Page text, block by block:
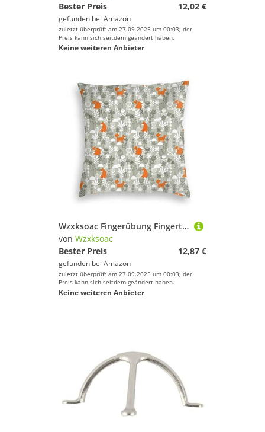
Bester Preis
12,02 €
gefunden bei Amazon
zuletzt überprüft am 27.09.2025 um 00:03; der
Preis kann sich seitdem geändert haben.
Keine weiteren Anbieter
Wzxksoac Fingerübung Fingertrainer Tragbarer Fingerstärker Multifunktionaler Handgelenkstärker Greifer
von Wzxksoac
Bester Preis
12,87 €
gefunden bei Amazon
zuletzt überprüft am 27.09.2025 um 00:03; der
Preis kann sich seitdem geändert haben.
Keine weiteren Anbieter